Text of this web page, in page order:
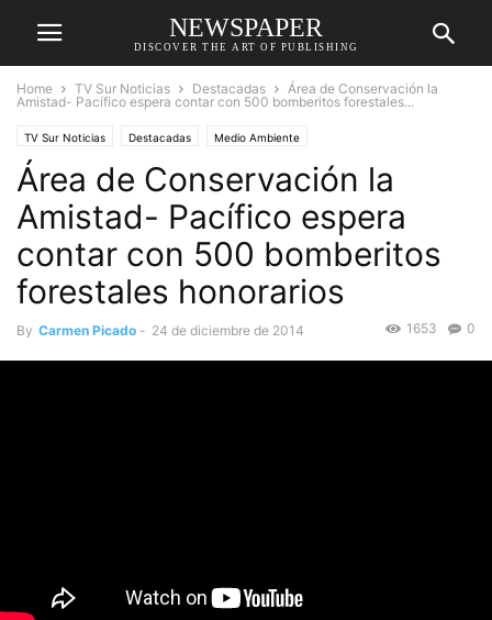
NEWSPAPER
DISCOVER THE ART OF PUBLISHING
Home TV Sur Noticias Destacadas
Área de Conservación la
Amistad- Pacífico espera contar con 500 bomberitos forestales...
TV Sur Noticias Destacadas Medio Ambiente
Área de Conservación la
Amistad- Pacífico espera
contar con 500 bomberitos
forestales honorarios
By Carmen Picado - 24 de diciembre de 2014 0
1653